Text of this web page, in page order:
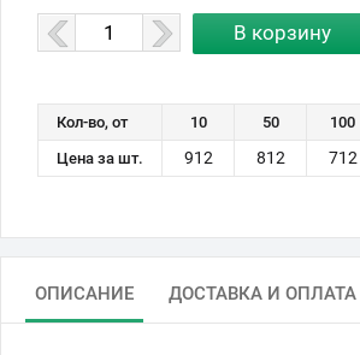
Кол-во, от 10 50
100
Цена за шт.
912 812 712
ОПИСАНИЕ ДОСТАВКА И ОПЛАТА